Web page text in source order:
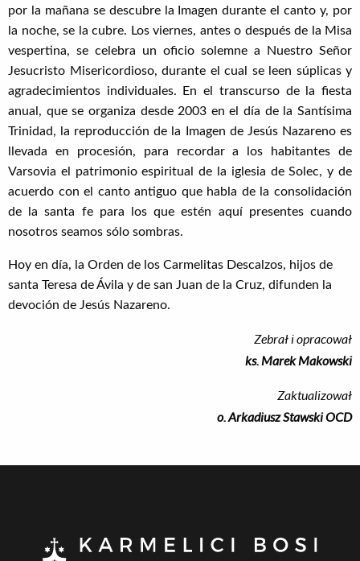
por la mañana se descubre la Imagen durante el canto y, por
la noche, se la cubre. Los viernes, antes o después de la Misa
vespertina, se celebra un oficio solemne a Nuestro Señor
Jesucristo Misericordioso, durante el cual se leen súplicas y
agradecimientos individuales. En el transcurso de la fiesta
anual, que se organiza desde 2003 en el día de la Santísima
Trinidad, la reproducción de la Imagen de Jesús Nazareno es
llevada en procesión, para recordar a los habitantes de
Varsovia el patrimonio espiritual de la iglesia de Solec, y de
acuerdo con el canto antiguo que habla de la consolidación
de la santa fe para los que estén aquí presentes cuando
nosotros seamos sólo sombras.
Hoy en día, la Orden de los Carmelitas Descalzos, hijos de
santa Teresa de Ávila y de san Juan de la Cruz, difunden la
devoción de Jesús Nazareno.
Zebrał i opracował
ks. Marek Makowski
Zaktualizował
o. Arkadiusz Stawski OCD